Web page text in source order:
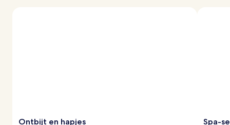
Ontbijt en hapjes Spa-